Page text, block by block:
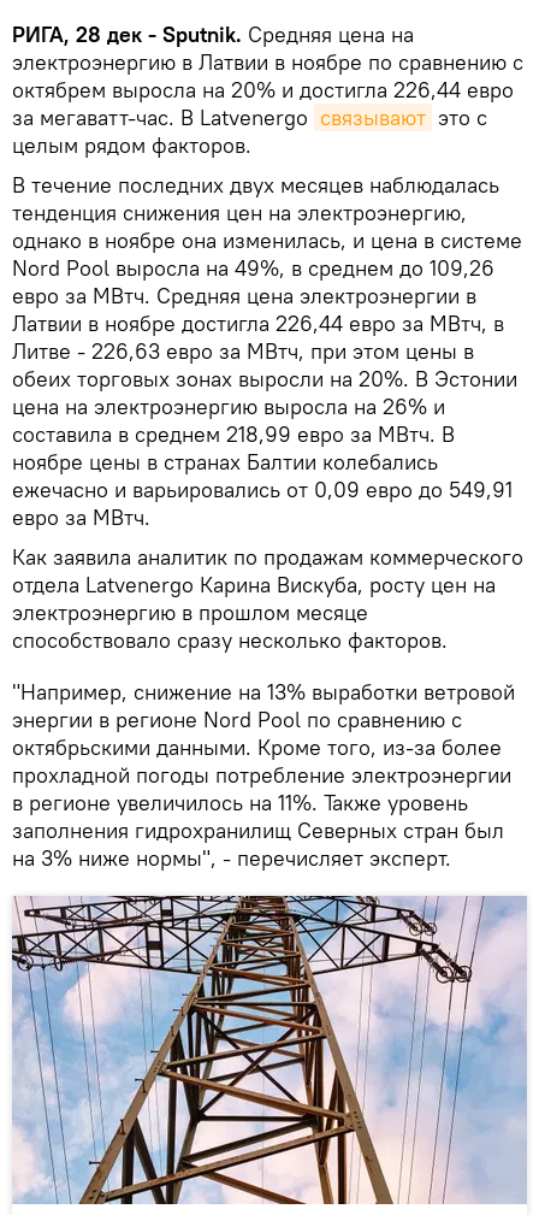
РИГА, 28 дек - Sputnik. Средняя цена на
электроэнергию в Латвии в ноябре по сравнению с
октябрем выросла на 20% и достигла 226,44 евро
за мегаватт-час. В Latvenergo связывают это с
целым рядом факторов.
В течение последних двух месяцев наблюдалась
тенденция снижения цен на электроэнергию,
однако в ноябре она изменилась, и цена в системе
Nord Pool выросла на 49%, в среднем до 109,26
евро за МВтч. Средняя цена электроэнергии в
Латвии в ноябре достигла 226,44 евро за МВтч, в
Литве - 226,63 евро за МВтч, при этом цены в
обеих торговых зонах выросли на 20%. В Эстонии
цена на электроэнергию выросла на 26% и
составила в среднем 218,99 евро за МВтч. В
ноябре цены в странах Балтии колебались
ежечасно и варьировались от 0,09 евро до 549,91
евро за МВтч.
Как заявила аналитик по продажам коммерческого
отдела Latvenergo Карина Вискуба, росту цен на
электроэнергию в прошлом месяце
способствовало сразу несколько факторов.
"Например, снижение на 13% выработки ветровой
энергии в регионе Nord Pool по сравнению с
октябрьскими данными. Кроме того, из-за более
прохладной погоды потребление электроэнергии
в регионе увеличилось на 11%. Также уровень
заполнения гидрохранилищ Северных стран был
на 3% ниже нормы", - перечисляет эксперт.